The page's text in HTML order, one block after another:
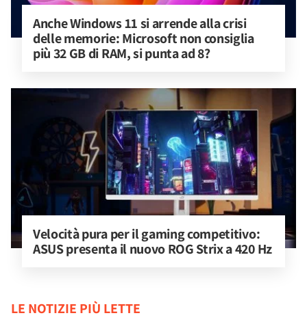
Anche Windows 11 si arrende alla crisi
delle memorie: Microsoft non consiglia
più 32 GB di RAM, si punta ad 8?
Velocità pura per il gaming competitivo:
ASUS presenta il nuovo ROG Strix a 420 Hz
LE NOTIZIE PIÙ LETTE